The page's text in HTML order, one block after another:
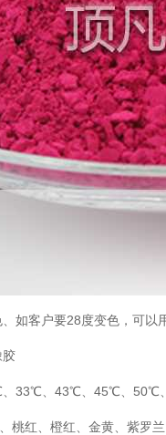
如客户要28度变色，可
胶
33℃、43℃、45℃、50℃
桃红、橙红、金黄、紫罗